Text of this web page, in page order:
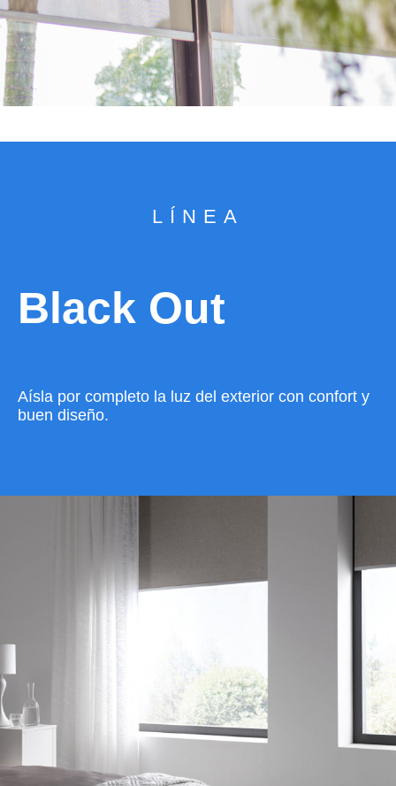
LÍNEA
Black Out
Aísla por completo la luz del exterior con confort y
buen diseño.
VER CATÁLOGO